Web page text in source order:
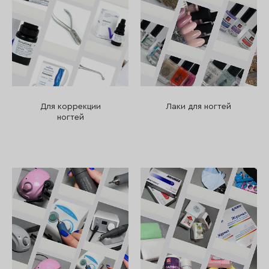
Для коррекции
ногтей
Лаки для ногтей